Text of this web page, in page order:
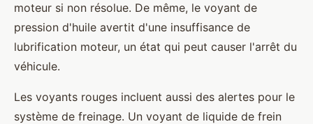
moteur si non résolue. De même, le voyant de
pression d'huile avertit d'une insuffisance de
lubrification moteur, un état qui peut causer l'arrêt du
véhicule.
Les voyants rouges incluent aussi des alertes pour le
système de freinage. Un voyant de liquide de frein